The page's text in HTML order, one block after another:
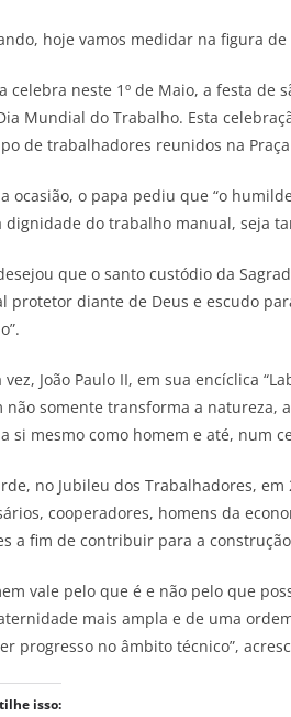
hoje vamos medidar na figura de
celebra neste 1º de Maio, a festa de
Mundial do Trabalho. Esta
de trabalhadores reunidos na
ocasião, o papa pediu que “o
dignidade do trabalho manual, seja
que o santo custódio da
protetor diante de Deus e escudo
vez, João Paulo II, em sua encíclica
não somente transforma a natureza,
si mesmo como homem e até, num
no Jubileu dos Trabalhadores,
cooperadores, homens da
a fim de contribuir para a
vale pelo que é e não pelo que
mais ampla e de uma
progresso no âmbito técnico”,
isso: